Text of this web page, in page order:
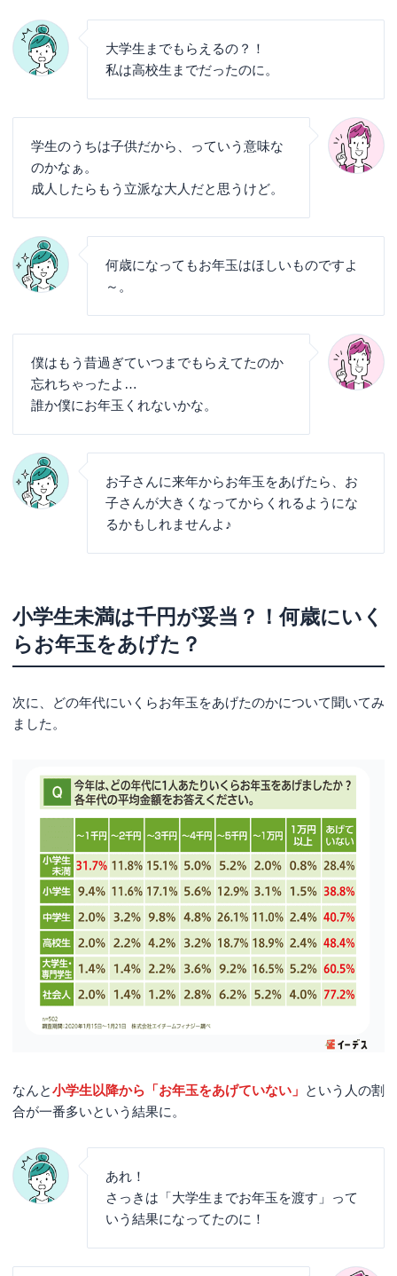
大学生までもらえるの？！
私は高校生までだったのに。
学生のうちは子供だから、っていう意味な
のかなぁ。
成人したらもう立派な大人だと思うけど。
何歳になってもお年玉はほしいものですよ
～。
僕はもう昔過ぎていつまでもらえてたのか
忘れちゃったよ…
誰か僕にお年玉くれないかな。
お子さんに来年からお年玉をあげたら、お
子さんが大きくなってからくれるようにな
るかもしれませんよ♪
小学生未満は千円が妥当？！何歳にいく
らお年玉をあげた？
次に、どの年代にいくらお年玉をあげたのかについて聞いてみ
ました。
なんと小学生以降から「お年玉をあげていない」 という人の割
合が一番多いという結果に。
あれ！
さっきは「大学生までお年玉を渡す」って
いう結果になってたのに！